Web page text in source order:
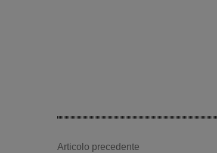
Articolo precedente